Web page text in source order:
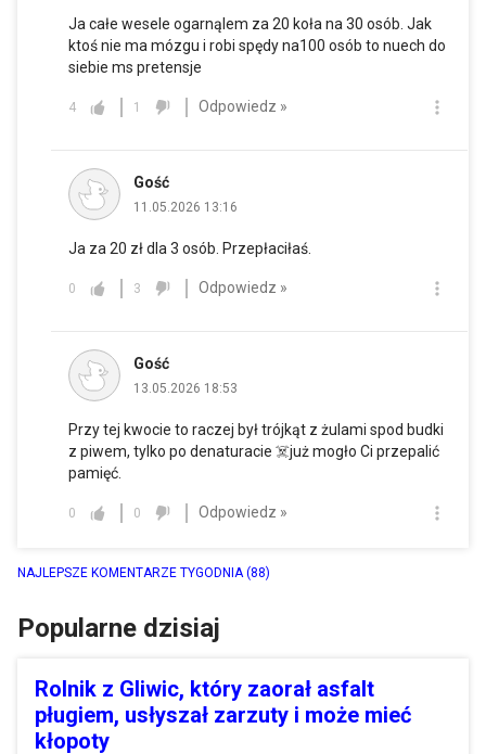
Ja całe wesele ogarnąlem za 20 koła na 30 osób. Jak
ktoś nie ma mózgu i robi spędy na100 osób to nuech do
siebie ms pretensje
4 1 Odpowiedz »
Gość
11.05.2026 13:16
Ja za 20 zł dla 3 osób. Przepłaciłaś.
0 3 Odpowiedz »
Gość
13.05.2026 18:53
Przy tej kwocie to raczej był trójkąt z żulami spod budki
z piwem, tylko po denaturacie ☠️już mogło Ci przepalić
pamięć.
0 0 Odpowiedz »
NAJLEPSZE KOMENTARZE TYGODNIA (88)
Popularne dzisiaj
Rolnik z Gliwic, który zaorał asfalt
pługiem, usłyszał zarzuty i może mieć
kłopoty